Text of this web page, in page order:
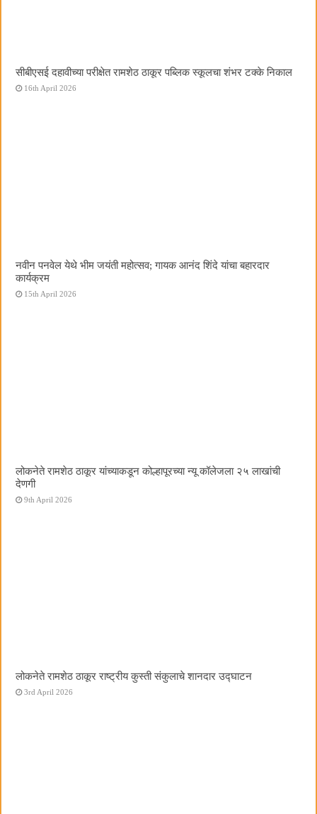
सीबीएसई दहावीच्या परीक्षेत रामशेठ ठाकूर पब्लिक स्कूलचा शंभर टक्के निकाल
16th April 2026
नवीन पनवेल येथे भीम जयंती महोत्सव; गायक आनंद शिंदे यांचा बहारदार
कार्यक्रम
15th April 2026
लोकनेते रामशेठ ठाकूर यांच्याकडून कोल्हापूरच्या न्यू कॉलेजला २५ लाखांची
देणगी
9th April 2026
लोकनेते रामशेठ ठाकूर राष्ट्रीय कुस्ती संकुलाचे शानदार उद्घाटन
3rd April 2026